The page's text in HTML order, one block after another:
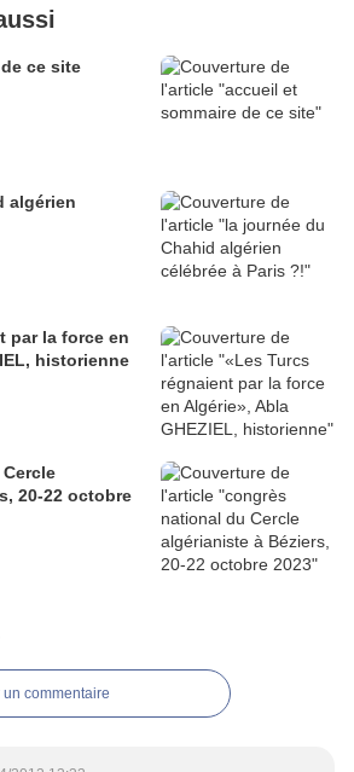
ce site
algérien
par la force en
historienne
20-22 octobre
un commentaire